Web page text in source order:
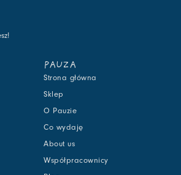
PAUZA
Strona główna
Sklep
O Pauzie
Co wydaję
About us
Współpracownicy